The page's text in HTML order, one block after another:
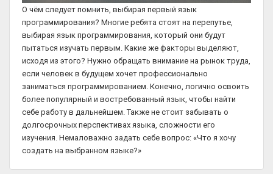
О чём следует помнить, выбирая первый язык
программирования? Многие ребята стоят на перепутье,
выбирая язык программирования, который они будут
пытаться изучать первым. Какие же факторы выделяют,
исходя из этого? Нужно обращать внимание на рынок труда,
если человек в будущем хочет профессионально
заниматься программированием. Конечно, логично освоить
более популярный и востребованный язык, чтобы найти
себе работу в дальнейшем. Также не стоит забывать о
долгосрочных перспективах языка, сложности его
изучения. Немаловажно задать себе вопрос: «Что я хочу
создать на выбранном языке?»